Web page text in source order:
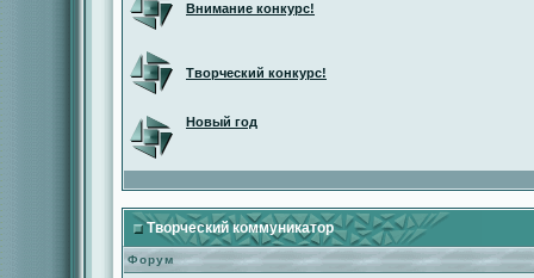
Внимание конкурс!
Творческий конкурс!
Новый год
Творческий коммуникатор
Форум